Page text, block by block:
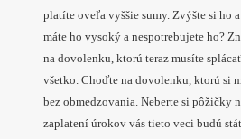
platíte oveľa vyššie sumy. Zvýšte si ho
máte ho vysoký a nespotrebujete ho?
na dovolenku, ktorú teraz musíte
všetko. Choďte na dovolenku, ktorú si
bez obmedzovania. Neberte si pôžičky
zaplatení úrokov vás tieto veci budú